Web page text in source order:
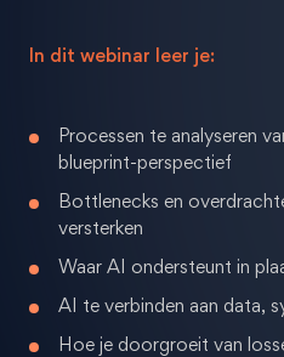
In dit webinar leer je:
Processen te analyseren
blueprint-perspectief
Bottlenecks en
versterken
Waar AI ondersteunt in
AI te verbinden aan data,
Hoe je doorgroeit van